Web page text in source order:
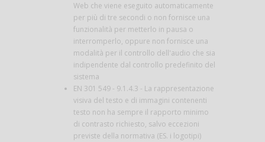
Web che viene eseguito automaticamente
per più di tre secondi o non fornisce una
funzionalità per metterlo in pausa o
interromperlo, oppure non fornisce una
modalità per il controllo dell'audio che sia
indipendente dal controllo predefinito del
sistema
EN 301 549 - 9.1.4.3 - La rappresentazione
visiva del testo e di immagini contenenti
testo non ha sempre il rapporto minimo
di contrasto richiesto, salvo eccezioni
previste della normativa (ES. i logotipi)